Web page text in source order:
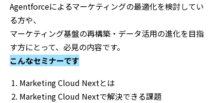
Agentforceによるマーケティングの最適化を検討してい
る方や、
マーケティング基盤の再構築・データ活用の進化を目指
す方にとって、必見の内容です。
こんなセミナーです
Marketing Cloud Nextとは
Marketing Cloud Nextで解決できる課題